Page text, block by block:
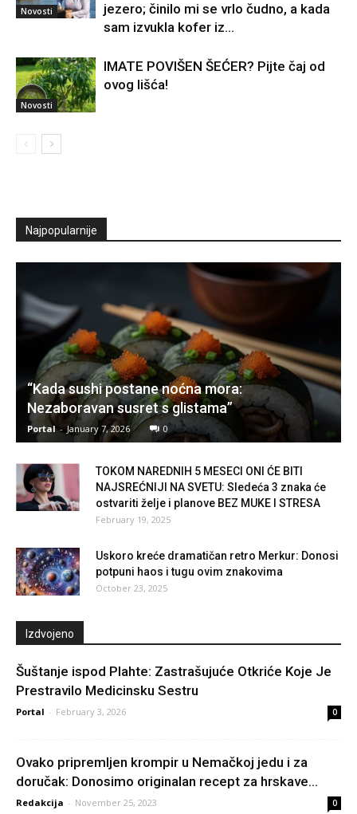
Novosti
jezero; činilo mi se vrlo čudno, a kada
sam izvukla kofer iz...
Novosti
IMATE POVIŠEN ŠEĆER? Pijte čaj od
ovog lišća!
Najpopularnije
“Kada sushi postane noćna mora:
Nezaboravan susret s glistama”
Portal - January 7, 2026 0
TOKOM NAREDNIH 5 MESECI ONI ĆE BITI
NAJSREĆNIJI NA SVETU: Sledeća 3 znaka će
ostvariti želje i planove BEZ MUKE I STRESA
February 19, 2025
Uskoro kreće dramatičan retro Merkur: Donosi
potpuni haos i tugu ovim znakovima
October 23, 2025
Izdvojeno
Šuštanje ispod Plahte: Zastrašujuće Otkriće Koje Je
Prestravilo Medicinsku Sestru
Portal - February 3, 2026 0
Ovako pripremljen krompir u Nemačkoj jedu i za
doručak: Donosimo originalan recept za hrskave...
Redakcija - November 25, 2023 0